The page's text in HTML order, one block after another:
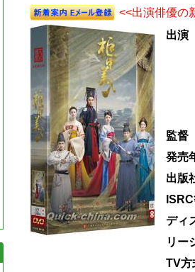
<<出演俳優の
出演
監督
発売
出版
ディ
リー
TV方